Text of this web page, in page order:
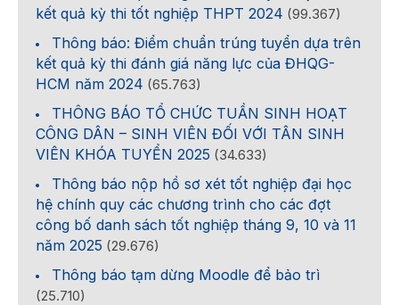
kết quả kỳ thi tốt nghiệp THPT 2024 (99.367)
Thông báo: Điểm chuẩn trúng tuyển dựa trên
kết quả kỳ thi đánh giá năng lực của ĐHQG-
HCM năm 2024 (65.763)
THÔNG BÁO TỔ CHỨC TUẦN SINH HOẠT
CÔNG DÂN – SINH VIÊN ĐỐI VỚI TÂN SINH
VIÊN KHÓA TUYỂN 2025 (34.633)
Thông báo nộp hồ sơ xét tốt nghiệp đại học
hệ chính quy các chương trình cho các đợt
công bố danh sách tốt nghiệp tháng 9, 10 và 11
năm 2025 (29.676)
Thông báo tạm dừng Moodle để bảo trì
(25.710)